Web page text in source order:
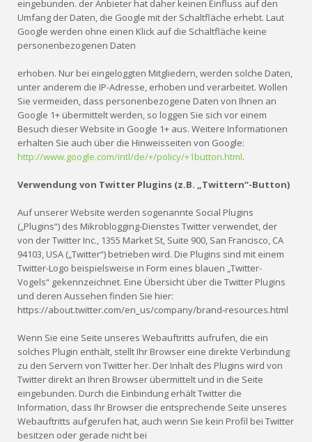
eingebunden. der Anbieter hat daher keinen Einfluss auf den
Umfang der Daten, die Google mit der Schaltfläche erhebt. Laut
Google werden ohne einen Klick auf die Schaltfläche keine
personenbezogenen Daten
erhoben. Nur bei eingeloggten Mitgliedern, werden solche Daten,
unter anderem die IP-Adresse, erhoben und verarbeitet. Wollen
Sie vermeiden, dass personenbezogene Daten von Ihnen an
Google 1+ übermittelt werden, so loggen Sie sich vor einem
Besuch dieser Website in Google 1+ aus. Weitere Informationen
erhalten Sie auch über die Hinweisseiten von Google:
http://www.google.com/intl/de/+/policy/+1button.html.
Verwendung von Twitter Plugins (z.B. „Twittern“-Button)
Auf unserer Website werden sogenannte Social Plugins
(„Plugins“) des Mikroblogging-Dienstes Twitter verwendet, der
von der Twitter Inc., 1355 Market St, Suite 900, San Francisco, CA
94103, USA („Twitter“) betrieben wird. Die Plugins sind mit einem
Twitter-Logo beispielsweise in Form eines blauen „Twitter-
Vogels“ gekennzeichnet. Eine Übersicht über die Twitter Plugins
und deren Aussehen finden Sie hier:
https://about.twitter.com/en_us/company/brand-resources.html
Wenn Sie eine Seite unseres Webauftritts aufrufen, die ein
solches Plugin enthält, stellt Ihr Browser eine direkte Verbindung
zu den Servern von Twitter her. Der Inhalt des Plugins wird von
Twitter direkt an Ihren Browser übermittelt und in die Seite
eingebunden. Durch die Einbindung erhält Twitter die
Information, dass Ihr Browser die entsprechende Seite unseres
Webauftritts aufgerufen hat, auch wenn Sie kein Profil bei Twitter
besitzen oder gerade nicht bei